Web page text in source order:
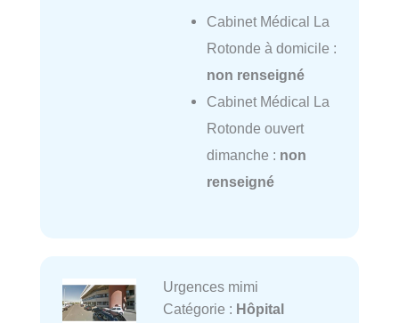
Cabinet Médical La
Rotonde à domicile :
non renseigné
Cabinet Médical La
Rotonde ouvert
dimanche : non
renseigné
Urgences mimi
Catégorie : Hôpital